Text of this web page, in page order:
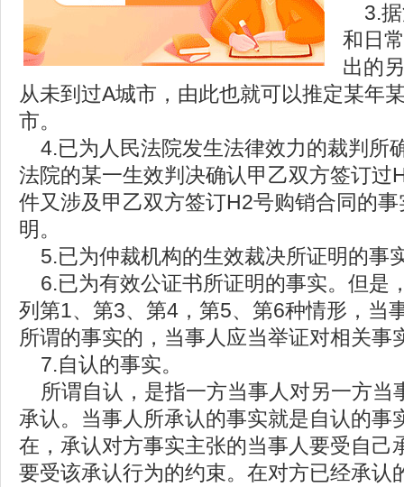
3.据
和日
出的
从未到过A城市，由此也就可以推定某年
市。
4.已为人民法院发生法律效力的裁判所
法院的某一生效判决确认甲乙双方签订过
件又涉及甲乙双方签订H2号购销合同的
明。
5.已为仲裁机构的生效裁决所证明的事
6.已为有效公证书所证明的事实。但是
列第1、第3、第4，第5、第6种情形，当
所谓的事实的，当事人应当举证对相关事
7.自认的事实。
所谓自认，是指一方当事人对另一方当
承认。当事人所承认的事实就是自认的事
在，承认对方事实主张的当事人要受自己
要受该承认行为的约束。在对方已经承认